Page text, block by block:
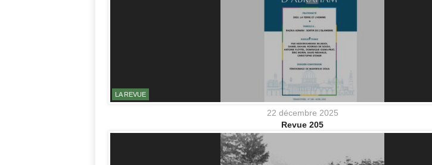
LA REVUE
22 décembre 2025
Revue 205